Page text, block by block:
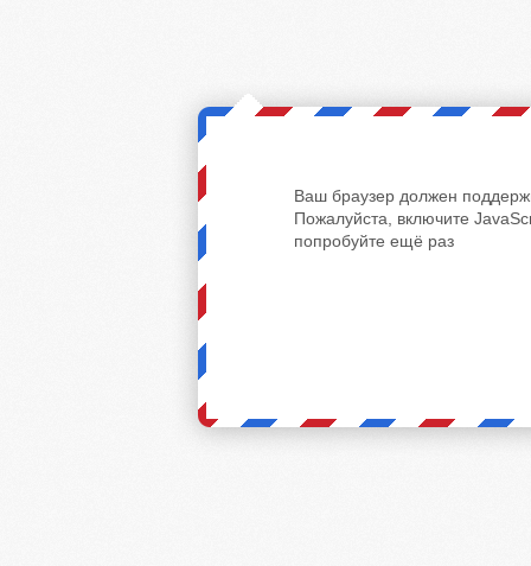
Ваш браузер должен
Пожалуйста, включите
попробуйте ещё раз